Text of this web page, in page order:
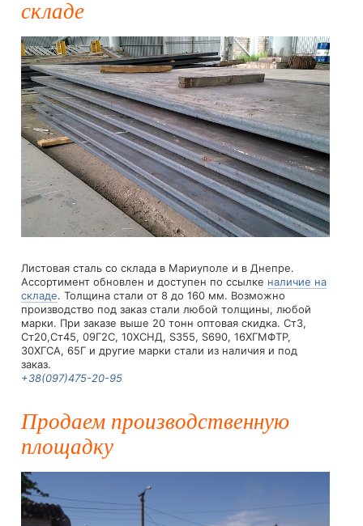
складе
Листовая сталь со склада в Мариуполе и в Днепре.
Ассортимент обновлен и доступен по ссылке наличие на
складе. Толщина стали от 8 до 160 мм. Возможно
производство под заказ стали любой толщины, любой
марки. При заказе выше 20 тонн оптовая скидка. Ст3,
Ст20,Ст45, 09Г2С, 10ХСНД, S355, S690, 16ХГМФТР,
30ХГСА, 65Г и другие марки стали из наличия и под
заказ.
+38(097)475-20-95
Продаем производственную
площадку